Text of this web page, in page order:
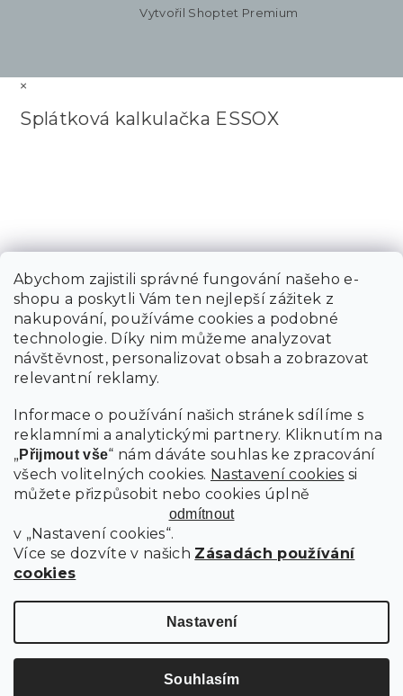
Abychom zajistili správné fungování našeho e-
shopu a poskytli Vám ten nejlepší zážitek z
nakupování, používáme cookies a podobné
technologie. Díky nim můžeme analyzovat
návštěvnost, personalizovat obsah a zobrazovat
relevantní reklamy.
Informace o používání našich stránek sdílíme s
reklamními a analytickými partnery. Kliknutím na
„Přijmout vše“ nám dáváte souhlas ke zpracování
všech volitelných cookies. Nastavení cookies si
můžete přizpůsobit nebo cookies úplně
odmítnout
v „Nastavení cookies“.
Více se dozvíte v našich Zásadách používání
cookies
Nastavení
Souhlasím
Vytvořil Shoptet Premium
×
Splátková kalkulačka ESSOX